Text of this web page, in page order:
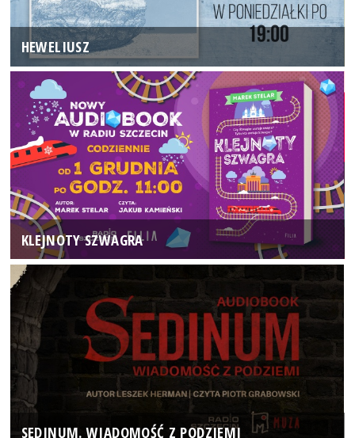
HEWELIUSZ
KLEJNOTY SZWAGRA
SEDINUM. WIADOMOŚĆ Z PODZIEMI